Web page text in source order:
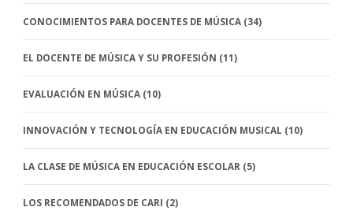
CONOCIMIENTOS PARA DOCENTES DE MÚSICA (34)
EL DOCENTE DE MÚSICA Y SU PROFESIÓN (11)
EVALUACIÓN EN MÚSICA (10)
INNOVACIÓN Y TECNOLOGÍA EN EDUCACIÓN MUSICAL (10)
LA CLASE DE MÚSICA EN EDUCACIÓN ESCOLAR (5)
LOS RECOMENDADOS DE CARI (2)